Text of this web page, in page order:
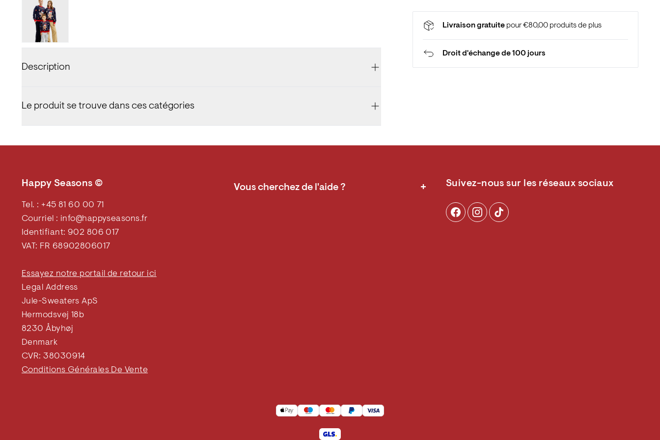
Description
Le produit se trouve dans ces catégories
Livraison gratuite pour €80,00 produits de plus
Droit d'échange de 100 jours
Happy Seasons ©
Tel. : +45 81 60 00 71
Courriel : info@happyseasons.fr
Identifiant: 902 806 017
VAT: FR 68902806017
Essayez notre portail de retour ici
Legal Address
Jule-Sweaters ApS
Hermodsvej 18b
8230 Åbyhøj
Denmark
CVR: 38030914
Conditions Générales De Vente
Vous cherchez de l'aide ? + Suivez-nous sur les réseaux sociaux